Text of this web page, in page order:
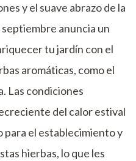
y el suave abrazo de la
anuncia un
tu jardín con el
aromáticas, como el
Las condiciones
del calor estival
el establecimiento y
hierbas, lo que les